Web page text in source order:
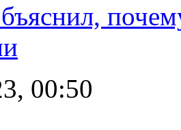
00:50